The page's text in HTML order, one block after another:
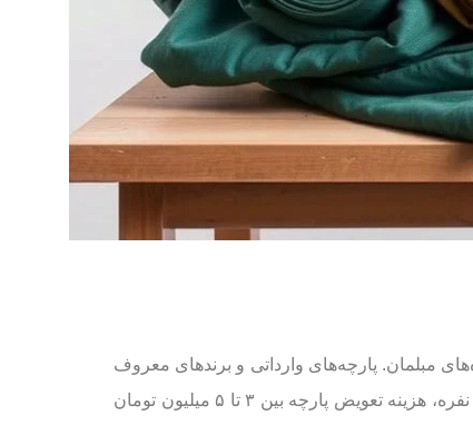
مبلمان. پارچه‌های وارداتی و برندهای معروف
هزینه بیشتری دارند، در حالی که پارچه‌های ایرانی معمولاً ارزان‌تر هستند، اما دوام کمتری دارند. معمولاً برای یک مبل کلاسیک ۷ نفره، هزینه تعویض پارچه بین ۳ تا ۵ میلیون تومان